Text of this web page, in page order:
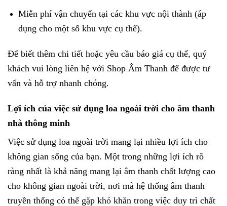
Miễn phí vận chuyển tại các khu vực nội thành (áp
dụng cho một số khu vực cụ thể).
Để biết thêm chi tiết hoặc yêu cầu báo giá cụ thể, quý
khách vui lòng liên hệ với Shop Âm Thanh để được tư
vấn và hỗ trợ nhanh chóng.
Lợi ích của việc sử dụng loa ngoài trời cho âm thanh
nhà thông minh
Việc sử dụng loa ngoài trời mang lại nhiều lợi ích cho
không gian sống của bạn. Một trong những lợi ích rõ
ràng nhất là khả năng mang lại âm thanh chất lượng cao
cho không gian ngoài trời, nơi mà hệ thống âm thanh
truyền thống có thể gặp khó khăn trong việc duy trì chất